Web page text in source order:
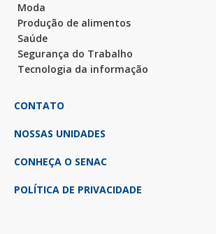
Moda
Produção de alimentos
Saúde
Segurança do Trabalho
Tecnologia da informação
CONTATO
NOSSAS UNIDADES
CONHEÇA O SENAC
POLÍTICA DE PRIVACIDADE